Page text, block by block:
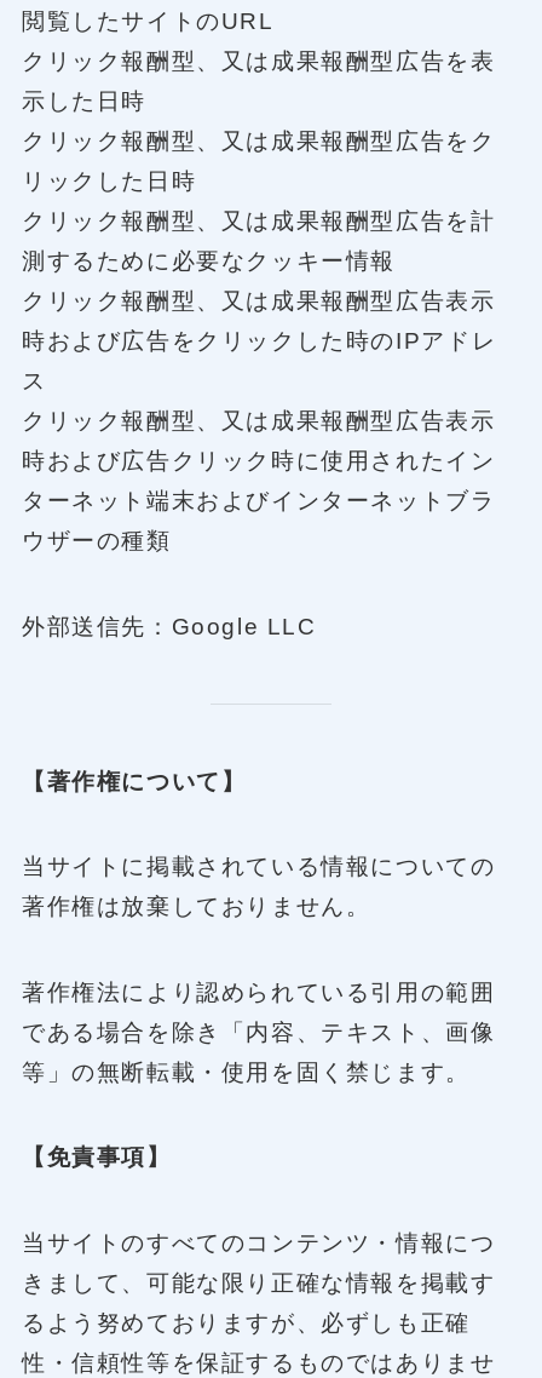
閲覧したサイトのURL
クリック報酬型、又は成果報酬型広告を表
示した日時
クリック報酬型、又は成果報酬型広告をク
リックした日時
クリック報酬型、又は成果報酬型広告を計
測するために必要なクッキー情報
クリック報酬型、又は成果報酬型広告表示
時および広告をクリックした時のIPアドレ
ス
クリック報酬型、又は成果報酬型広告表示
時および広告クリック時に使用されたイン
ターネット端末およびインターネットブラ
ウザーの種類
外部送信先：Google LLC
【著作権について】
当サイトに掲載されている情報についての
著作権は放棄しておりません。
著作権法により認められている引用の範囲
である場合を除き「内容、テキスト、画像
等」の無断転載・使用を固く禁じます。
【免責事項】
当サイトのすべてのコンテンツ・情報につ
きまして、可能な限り正確な情報を掲載す
るよう努めておりますが、必ずしも正確
性・信頼性等を保証するものではありませ